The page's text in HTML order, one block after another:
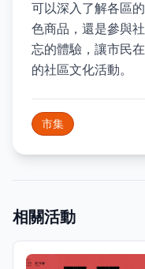
可以深入了解各區
色商品，還是參與
忘的體驗，讓市民
的社區文化活動。
市集
相關活動